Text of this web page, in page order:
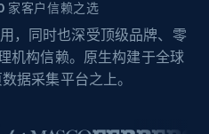
家客户信赖之选
，同时也深受顶级品牌、零
机构信赖。原生构建于全球
据采集平台之上。